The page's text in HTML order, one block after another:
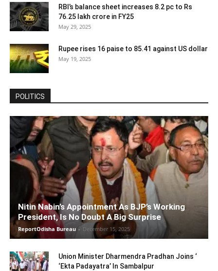
RBI’s balance sheet increases 8.2 pc to Rs
76.25 lakh crore in FY25
May 29, 2025
Rupee rises 16 paise to 85.41 against US dollar
May 19, 2025
POLITICS
Nitin Nabin’s Appointment As BJP’s Working
President, Is No Doubt A Big Surprise
ReportOdisha Bureau - December 15, 2025
Union Minister Dharmendra Pradhan Joins ‘
‘Ekta Padayatra’ In Sambalpur